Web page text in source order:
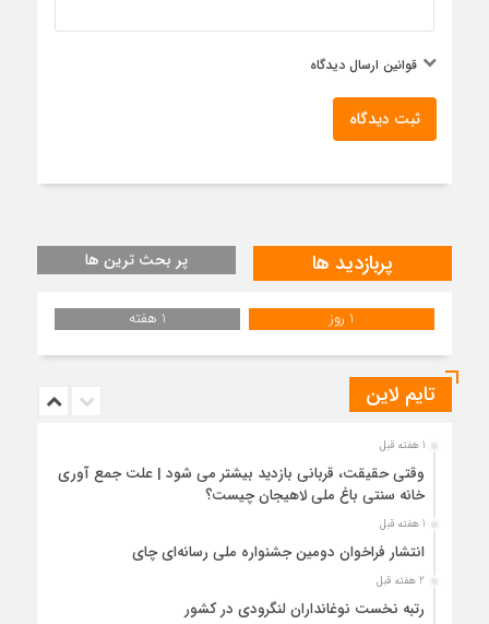
قوانین ارسال دیدگاه
ثبت دیدگاه
پربازدید ها پر بحث ترین ها
1 روز 1 هفته
تایم لاین
1 هفته قبل
وقتی حقیقت، قربانی بازدید بیشتر می شود | علت جمع آوری
خانه سنتی باغ ملی لاهیجان چیست؟
1 هفته قبل
انتشار فراخوان دومین جشنواره ملی رسانه‌ای چای
2 هفته قبل
رتبه نخست نوغانداران لنگرودی در کشور